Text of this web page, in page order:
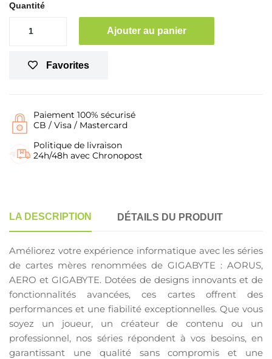
Quantité
Ajouter au panier
Favorites
Paiement 100% sécurisé
CB / Visa / Mastercard
Politique de livraison
24h/48h avec Chronopost
LA DESCRIPTION DÉTAILS DU PRODUIT
Améliorez votre expérience informatique avec les séries
de cartes mères renommées de GIGABYTE : AORUS,
AERO et GIGABYTE. Dotées de designs innovants et de
fonctionnalités avancées, ces cartes offrent des
performances et une fiabilité exceptionnelles. Que vous
soyez un joueur, un créateur de contenu ou un
professionnel, nos séries répondent à vos besoins, en
garantissant une qualité sans compromis et une